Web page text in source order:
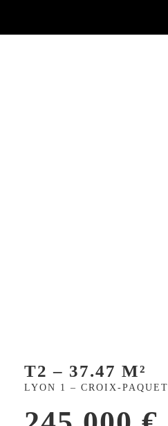
T2 – 37.47 M²
LYON 1 – CROIX-PAQUET